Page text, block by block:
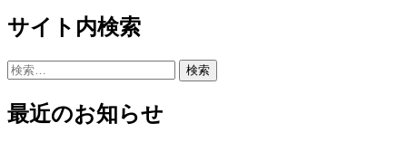
サイト内検索
検
最近のお知らせ